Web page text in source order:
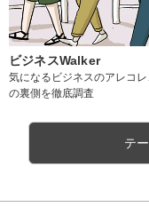
ビジネスWalker
気になるビジネスのアレコレ
の裏側を徹底調査
テ